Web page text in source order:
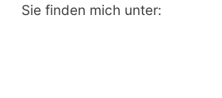
Sie finden mich unter: